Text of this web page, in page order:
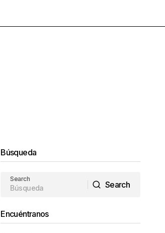
Búsqueda
Search
Search
Encuéntranos